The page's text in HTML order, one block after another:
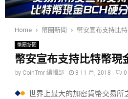
Home 幣圈新聞 幣安宣布支持比
幣圈新聞
幣安宣布支持比特幣現
by CoinTmr 編輯部 8 11 月, 2018 0
世界上最大的加密貨幣交易所